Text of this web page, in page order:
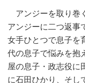
アンジーを取り巻
アンジーに二つ返事
女手ひとつで息子を
代の息子で悩みを抱
屋の息子・政志役に
に石田ひかり、そし